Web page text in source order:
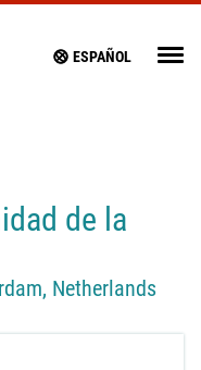
ESPAÑOL
de la
Netherlands